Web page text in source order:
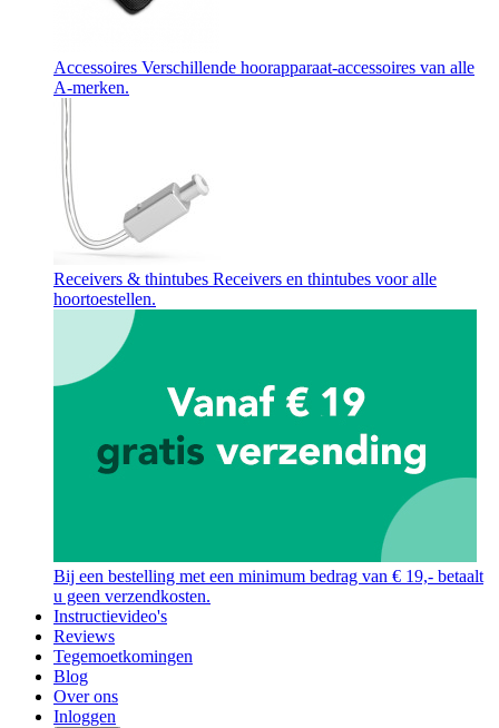
Accessoires Verschillende hoorapparaat-accessoires van alle
A-merken.
Receivers & thintubes Receivers en thintubes voor alle
hoortoestellen.
Bij een bestelling met een minimum bedrag van € 19,- betaalt
u geen verzendkosten.
Instructievideo's
Reviews
Tegemoetkomingen
Blog
Over ons
Inloggen